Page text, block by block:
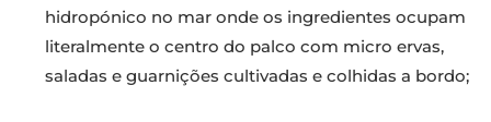
hidropónico no mar onde os ingredientes ocupam
literalmente o centro do palco com micro ervas,
saladas e guarnições cultivadas e colhidas a bordo;